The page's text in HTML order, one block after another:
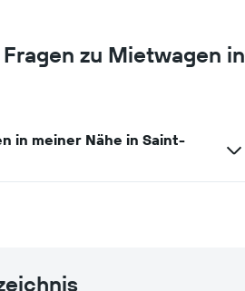
zu Mietwagen in
in meiner Nähe in Saint-